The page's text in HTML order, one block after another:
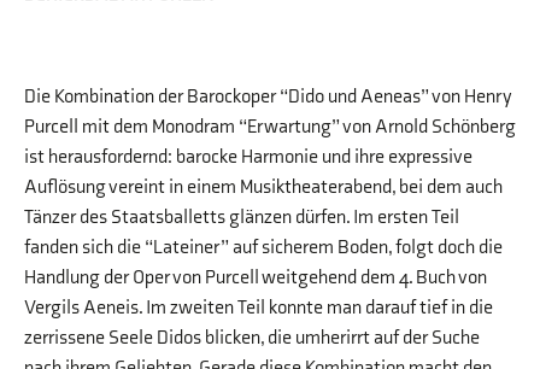
Die Kombination der Barockoper “Dido und Aeneas” von Henry
Purcell mit dem Monodram “Erwartung” von Arnold Schönberg
ist herausfordernd: barocke Harmonie und ihre expressive
Auflösung vereint in einem Musiktheaterabend, bei dem auch
Tänzer des Staatsballetts glänzen dürfen. Im ersten Teil
fanden sich die “Lateiner” auf sicherem Boden, folgt doch die
Handlung der Oper von Purcell weitgehend dem 4. Buch von
Vergils Aeneis. Im zweiten Teil konnte man darauf tief in die
zerrissene Seele Didos blicken, die umherirrt auf der Suche